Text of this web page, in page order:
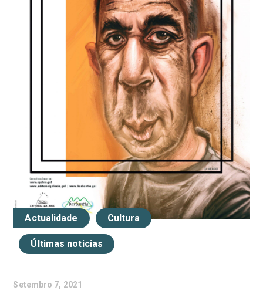
Actualidade Cultura
Últimas noticias
Setembro 7, 2021